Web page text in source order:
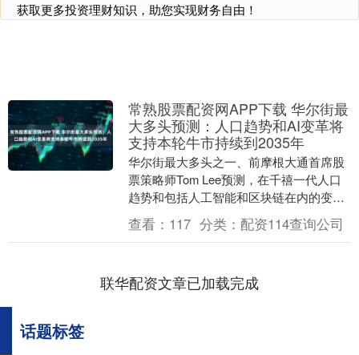
获取更多投资理财知识，助您实现财务自由！
常熟股票配资网APP下载 华尔街最
大多头预测：人口趋势和AI变革将
支持本轮牛市持续到2035年
华尔街最大多头之一、前摩根大通首席股
票策略师Tom Lee预测，在千禧一代人口
趋势和包括人工智能和区块链在内的变革
技术的推动下，目前的牛市将持续到2035
年。 ....
查看： 117 分类： 配资114查询公司
联华配资文章已加载完成
话题标签